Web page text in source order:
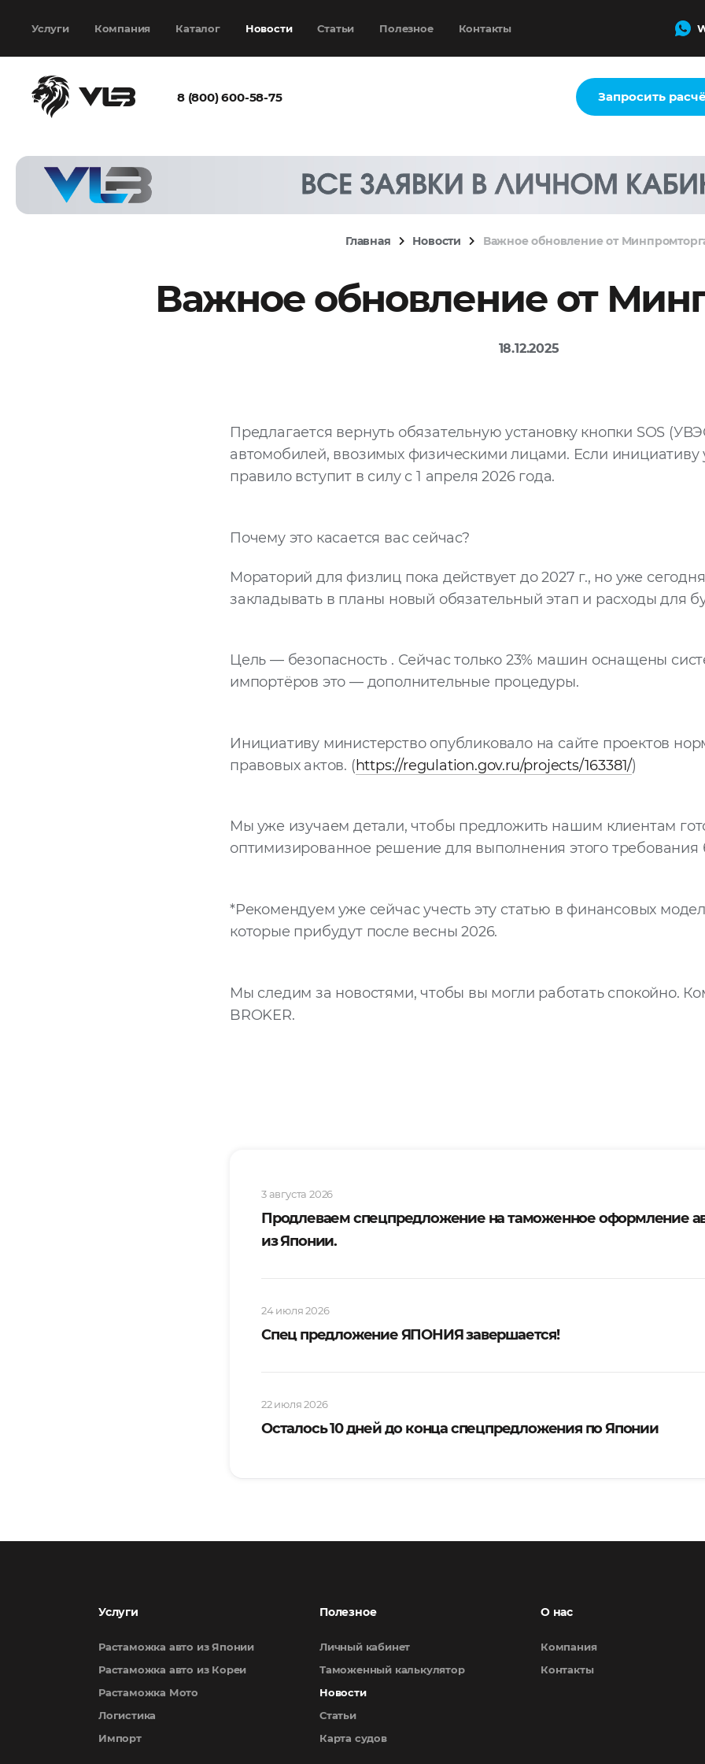
Услуги Компания Каталог Новости Статьи Полезное Контакты
8 (800) 600-58-75 Запросить
Главная Новости Важное обновление от
Важное обновление от
18.12.2025
Предлагается вернуть обязательную установку кнопки SOS
автомобилей, ввозимых физическими лицами. Если инициативу
правило вступит в силу с 1 апреля 2026 года.
Почему это касается вас сейчас?
Мораторий для физлиц пока действует до 2027 г., но уже
закладывать в планы новый обязательный этап и расходы для
Цель — безопасность . Сейчас только 23% машин оснащены
импортёров это — дополнительные процедуры.
Инициативу министерство опубликовало на сайте проектов
правовых актов. (https://regulation.gov.ru/projects/163381/)
Мы уже изучаем детали, чтобы предложить нашим клиентам
оптимизированное решение для выполнения этого требования
*Рекомендуем уже сейчас учесть эту статью в финансовых
которые прибудут после весны 2026.
Мы следим за новостями, чтобы вы могли работать спокойно.
BROKER.
3 августа 2026
Продлеваем спецпредложение на таможенное оформление
из Японии.
24 июля 2026
Спец предложение ЯПОНИЯ завершается!
22 июля 2026
Осталось 10 дней до конца спецпредложения по Японии
Услуги
Растаможка авто из Японии
Растаможка авто из Кореи
Растаможка Мото
Логистика
Импорт
Полезное
Личный кабинет
Таможенный калькулятор
Новости
Статьи
Карта судов
О нас
Компания
Контакты
выбран
Согласен с
политикой
конфиденциальности
и наобработку моих